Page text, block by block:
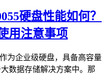
硬盘性能如何？
用注意事项
为企业级硬盘，具备高容量
数据存储解决方案中。那